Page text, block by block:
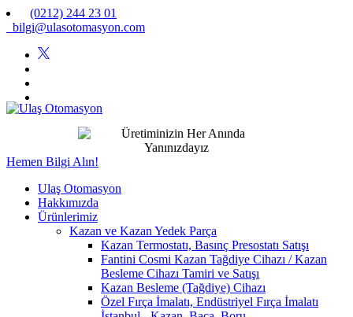
(0212) 244 23 01
bilgi@ulasotomasyon.com
Hemen Bilgi Alın!
Ulaş Otomasyon
Hakkımızda
Ürünlerimiz
Kazan ve Kazan Yedek Parça
Kazan Termostatı, Basınç Presostatı Satışı
Fantini Cosmi Kazan Tağdiye Cihazı / Kazan
Besleme Cihazı Tamiri ve Satışı
Kazan Besleme (Tağdiye) Cihazı
Özel Fırça İmalatı, Endüstriyel Fırça İmalatı